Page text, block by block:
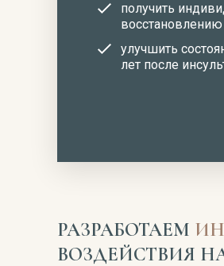
получить
восстановлению
улучшить
лет после
РАЗРАБОТАЕМ
ВОЗДЕЙСТВИЯ